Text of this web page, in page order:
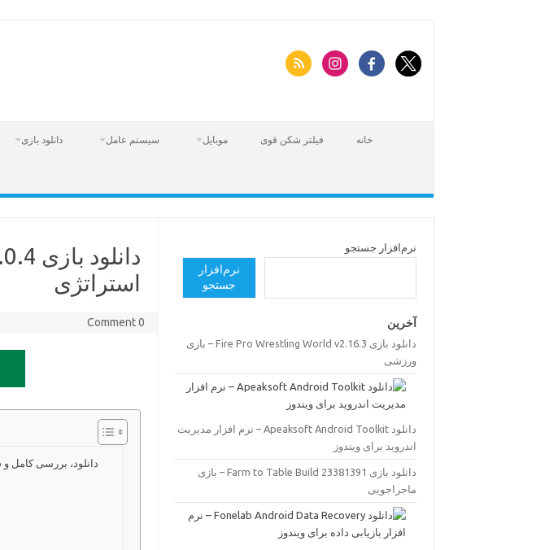
خانه فیلتر شکن قوی موبایل سیستم عامل دانلود بازی
استراتژی
0 Comment
نرم‌افزار جستجو
نرم‌افزار
جستجو
آخرین
دانلود بازی Fire Pro Wrestling World v2.16.3 – بازی
ورزشی
دانلود Apeaksoft Android Toolkit – نرم افزار مدیریت
اندروید برای ویندوز
دانلود بازی Farm to Table Build 23381391 – بازی
ماجراجویی